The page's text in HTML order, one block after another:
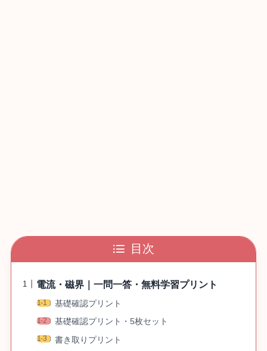
目次
電流・磁界｜一問一答・無料学習プリント
基礎確認プリント
基礎確認プリント・5枚セット
書き取りプリント